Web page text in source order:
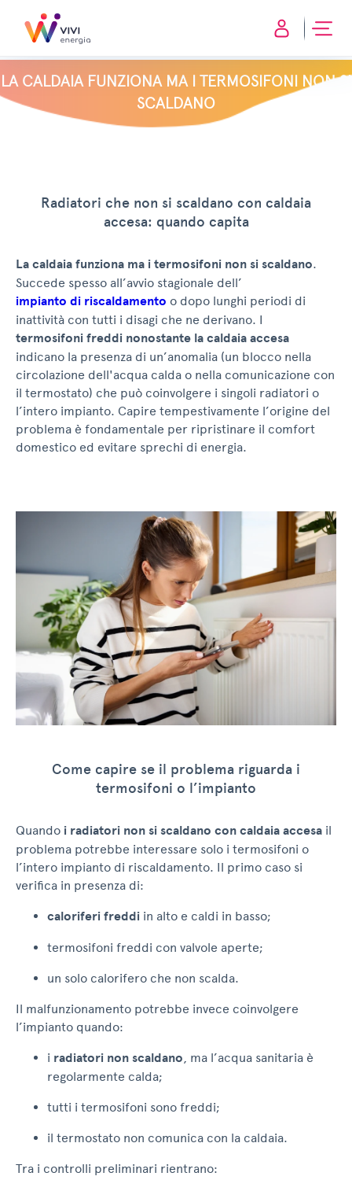
LA CALDAIA FUNZIONA MA I TERMOSIFONI NON SI
SCALDANO
Radiatori che non si scaldano con caldaia
accesa: quando capita
La caldaia funziona ma i termosifoni non si scaldano.
Succede spesso all’avvio stagionale dell’
impianto di riscaldamento o dopo lunghi periodi di
inattività con tutti i disagi che ne derivano. I
termosifoni freddi nonostante la caldaia accesa
indicano la presenza di un’anomalia (un blocco nella
circolazione dell'acqua calda o nella comunicazione con
il termostato) che può coinvolgere i singoli radiatori o
l’intero impianto. Capire tempestivamente l’origine del
problema è fondamentale per ripristinare il comfort
domestico ed evitare sprechi di energia.
Come capire se il problema riguarda i
termosifoni o l’impianto
Quando i radiatori non si scaldano con caldaia accesa il
problema potrebbe interessare solo i termosifoni o
l’intero impianto di riscaldamento. Il primo caso si
verifica in presenza di:
caloriferi freddi in alto e caldi in basso;
termosifoni freddi con valvole aperte;
un solo calorifero che non scalda.
Il malfunzionamento potrebbe invece coinvolgere
l’impianto quando:
i radiatori non scaldano, ma l’acqua sanitaria è
regolarmente calda;
tutti i termosifoni sono freddi;
il termostato non comunica con la caldaia.
Tra i controlli preliminari rientrano: